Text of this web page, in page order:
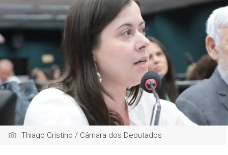
Thiago Cristino / Câmara dos Deputados